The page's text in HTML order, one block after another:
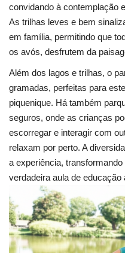
convidando à contemplação
As trilhas leves e bem
em família, permitindo que
os avós, desfrutem da
Além dos lagos e trilhas, o
gramadas, perfeitas para
piquenique. Há também
seguros, onde as crianças
escorregar e interagir com
relaxam por perto. A
a experiência,
verdadeira aula de